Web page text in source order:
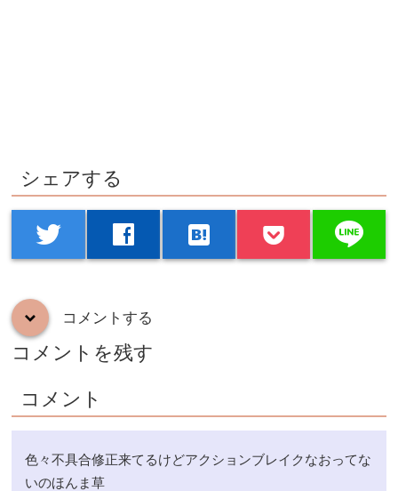
シェアする
twitter facebook hatenabookmark line
down コメントする
コメントを残す
コメント
色々不具合修正来てるけどアクションブレイクなおってな
いのほんま草